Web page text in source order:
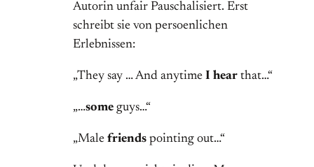
Autorin unfair Pauschalisiert. Erst
schreibt sie von persoenlichen
Erlebnissen:
„They say … And anytime I hear that…“
„…some guys…“
„Male friends pointing out…“